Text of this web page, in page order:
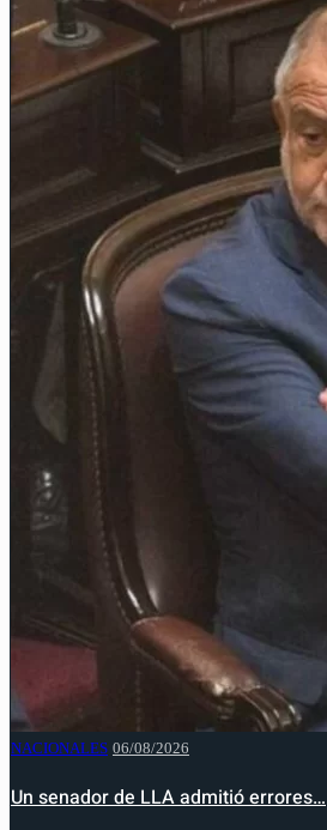
NACIONALES 06/08/2026
Un senador de LLA admitió errores…